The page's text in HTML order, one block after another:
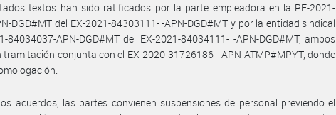
textos han sido ratificados por la parte empleadora en la RE-2021-
DGD#MT del EX-2021-84303111- -APN-DGD#MT y por la entidad sindical
84034037-APN-DGD#MT del EX-2021-84034111- -APN-DGD#MT, ambos
tramitación conjunta con el EX-2020-31726186- -APN-ATMP#MPYT, donde
acuerdos, las partes convienen suspensiones de personal previendo el